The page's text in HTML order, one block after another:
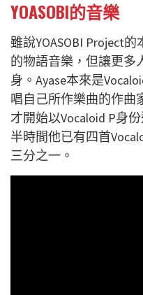
YOASOBI的音樂
雖說YOASOBI Project
的物語音樂，但讓更多
身。Ayase本來是
唱自己所作樂曲的作曲
才開始以Vocaloid P身
半時間他已有四首
三分之一。